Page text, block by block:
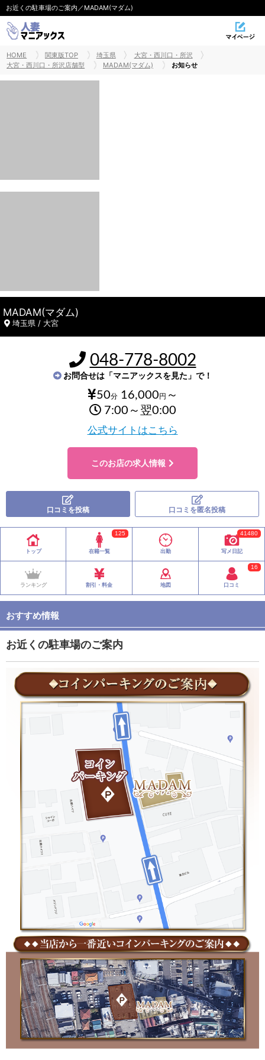
お近くの駐車場のご案内／MADAM(マダム)
HOME 関東版TOP 埼玉県
大宮・西川口・所沢
大宮・西川口・所沢店舗型
MADAM(マダム) お知らせ
MADAM(マダム)
埼玉県 / 大宮
048-778-8002
お問合せは「マニアックスを見た」で！
50分16,000 円 ～
7:00～翌0:00
公式サイトはこちら
このお店の求人情報
口コミを投稿 口コミを匿名投稿
トップ 在籍一覧
125
出勤 写メ日記
41480
ランキング 割引・料金 地図 口コミ
16
おすすめ情報
お近くの駐車場のご案内